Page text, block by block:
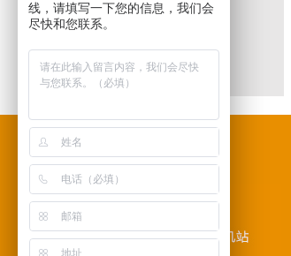
网址：www.wfhsdz.com
线，请填写一下您的信息，我们会
尽快和您联系。